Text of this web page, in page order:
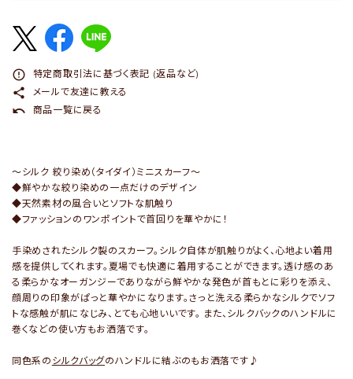
- 特定商取引法に基づく表記
- プライバシーポリシー
- 会員登録・メルマガ登録
error_outline 特定商取引法に基づく表記 (返品など)
share メールで友達に教える
undo 商品一覧に戻る
～シルク 絞り染め（タイダイ）ミニスカーフ～
◆鮮やかな絞り染めの一点だけのデザイン
◆天然素材の風合いとソフトな肌触り
◆ファッションのワンポイントで首回りを華やかに！
手染めされたシルク製のスカーフ。シルク自体が肌触りがよく、心地よい着用
感を提供してくれます。夏場でも快適に着用することができます。透け感のあ
る柔らかなオーガンジーでありながら鮮やかな発色が首もとに彩りを添え、
顔周りの印象がぱっと華やかになります。さっと洗える柔らかなシルクでソフ
トな感触が肌になじみ、とても心地いいです。 また、シルクバックのハンドルに
巻くなどの使い方もお洒落です。
同色系の シルクバッグのハンドルに結ぶのもお洒落です♪